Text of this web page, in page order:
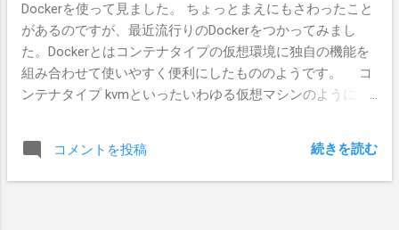
ンテーブルの先頭のセクタ(LBA0)は従来の
MBRと同じものになっている。これは互換性
や安全性のため。GPTに対応していない機器
にディスクを接続してしまったときに、ディ
スクと認識されなかったり、さらには初期化
なり初期化されたりしないようにするため。
Dockerを使って見ました。 ちょっとまえにもさわったこと
があるのですが、最近流行りのDockerをつかってみまし
た。Dockerとはコンテナタイプの仮想環境に独自の機能を
組み合わせて使いやすく便利にしたもののようです。 コ
ンテナタイプ kvmといったいわゆる仮想マシンのようにま
のではく、ネットワークやプロセスIDなどのみが独立した
環境(コンテナ)を用意してその中でプロセスを実行するタイ
プの仮想環境です。仮想マシンと比較すると圧倒的に軽い
コメントを投稿 続きを読む